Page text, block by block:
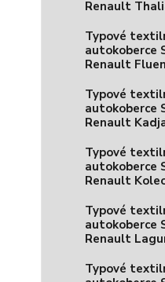
Renault
Typové
autokoberce
Renault
Typové
autokoberce
Renault
Typové
autokoberce
Renault
Typové
autokoberce
Renault
Typové